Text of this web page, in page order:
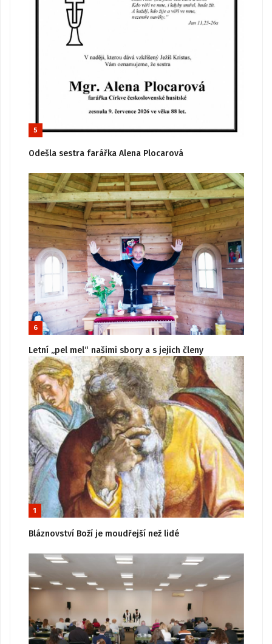
5
Odešla sestra farářka Alena Plocarová
6
Letní „pel mel“ našimi sbory a s jejich členy
1
Bláznovství Boží je moudřejší než lidé